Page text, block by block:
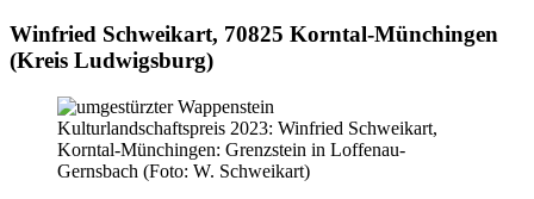
Winfried Schweikart, 70825 Korntal-Münchingen
(Kreis Ludwigsburg)
Kulturlandschaftspreis 2023: Winfried Schweikart,
Korntal-Münchingen: Grenzstein in Loffenau-
Gernsbach (Foto: W. Schweikart)